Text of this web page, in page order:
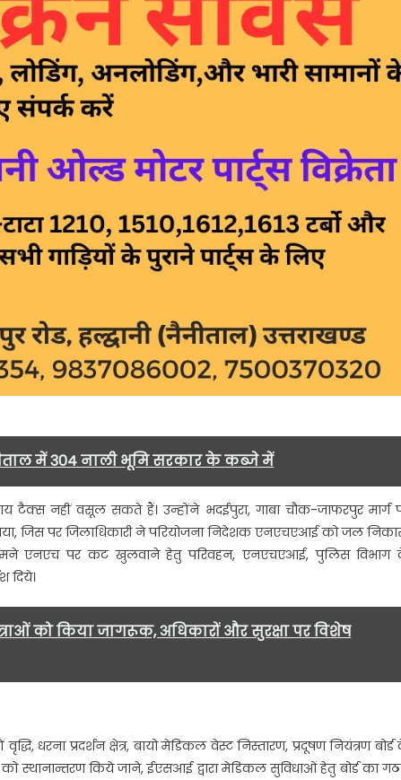
में 304 नाली भूमि सरकार के कब्जे में
टैक्स नहीं वसूल सकते हैं। उन्होंने भदईपुरा, गाबा चौक-जाफरपुर मार्ग
जिस पर जिलाधिकारी ने परियोजना निदेशक एनएचएआई को जल
एनएच पर कट खुलवाने हेतु परिवहन, एनएचएआई, पुलिस विभाग
दिये।
को किया जागरूक, अधिकारों और सुरक्षा पर विशेष
धरना प्रदर्शन क्षेत्र, बायो मेडिकल वेस्ट निस्तारण, प्रदूषण नियंत्रण
को स्थानान्तरण किये जाने, ईएसआई द्वारा मेडिकल सुविधाओं हेतु बोर्ड का